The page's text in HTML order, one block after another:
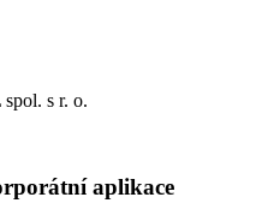
s r. o.
aplikace